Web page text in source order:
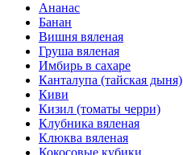
Ананас
Банан
Вишня вяленая
Груша вяленая
Имбирь в сахаре
Канталупа (тайская дыня)
Киви
Кизил (томаты черри)
Клубника вяленая
Клюква вяленая
Кокосовые кубики